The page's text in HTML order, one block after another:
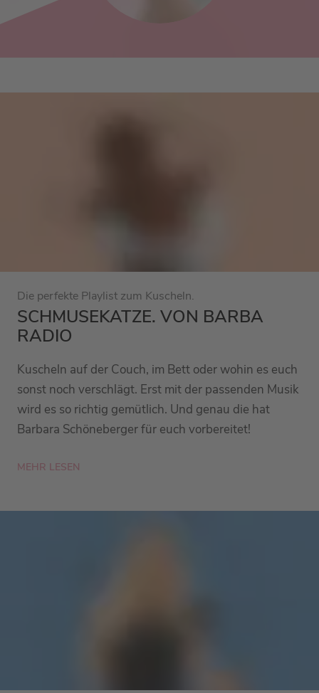
Die perfekte Playlist zum Kuscheln.
SCHMUSEKATZE. VON BARBA
RADIO
Kuscheln auf der Couch, im Bett oder wohin es euch
sonst noch verschlägt. Erst mit der passenden Musik
wird es so richtig gemütlich. Und genau die hat
Barbara Schöneberger für euch vorbereitet!
MEHR LESEN